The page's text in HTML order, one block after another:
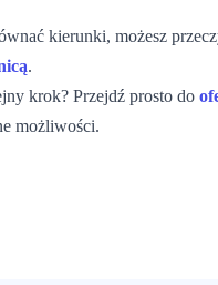
kierunki, możesz
.
krok? Przejdź prosto do
możliwości.